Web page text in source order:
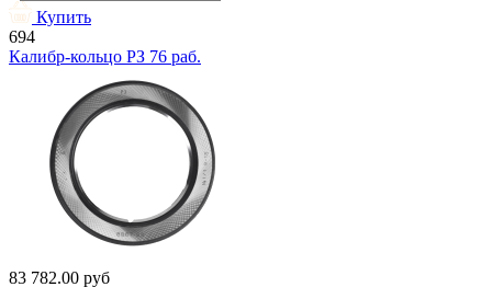
Купить
694
Калибр-кольцо РЗ 76 раб.
83 782.00 руб